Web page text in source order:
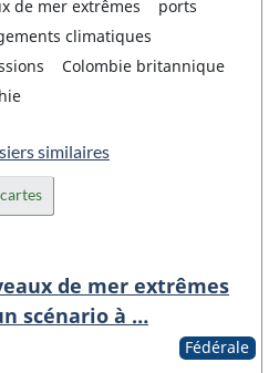
de mer extrêmes
ports
climatiques
Colombie britannique
similaires
de mer extrêmes
scénario à …
Fédérale